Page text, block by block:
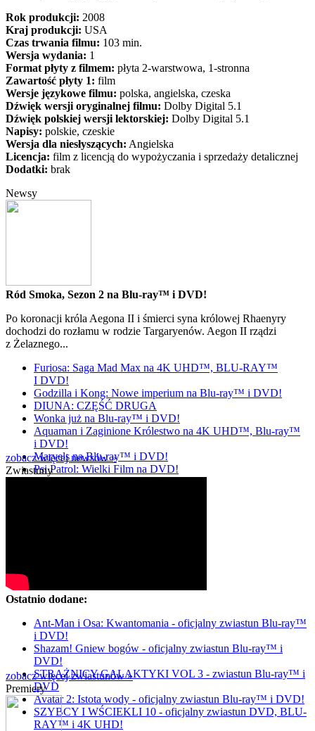
Rok produkcji: 2008
Kraj produkcji: USA
Czas trwania filmu: 103 min.
Wersja wydania: 1
Format płyty z filmem: płyta 2-warstwowa, 1-stronna
Zawartość płyty 1: film
Wersje językowe filmu: polska, angielska, czeska
Dźwięk wersji oryginalnej filmu: Dolby Digital 5.1
Dźwięk polskiej wersji lektorskiej: Dolby Digital 5.1
Napisy: polskie, czeskie
Wersja dla niesłyszących: Angielska
Licencja: film z licencją do wypożyczania i sprzedaży detalicznej
Dodatki: brak
Newsy
Ród Smoka, Sezon 2 na Blu-ray™ i DVD!
Po koronacji króla Aegona II i śmierci syna królowej Rhaenyry
dochodzi do rozłamu w rodzie Targaryenów. Aegon II rządzi
z Żelaznego...
Furiosa: Saga Mad Max na 4K UHD™, BLU-RAY™
I DVD!
Godzilla i Kong: Nowe imperium na Blu-ray™ i DVD!
DIUNA: CZĘŚĆ DRUGA
Wonka już na Blu-ray™ i DVD!
Aquaman i Zaginione Królestwo na 4K UHD™, Blu-ray™
i DVD!
Marvels na Blu-ray™ i DVD!
Psi Patrol: Wielki Film na DVD!
zobacz więcej newsów »
Zwiastuny
Ostatnio dodane:
Ant-Man i Osa: Kwantomania - oficjalny zwiastun Blu-ray™
i DVD!
Shazam! Gniew bogów - oficjalny zwiastun Blu-ray™ i
DVD!
STRAŻNICY GALAKTYKI VOL 3 - zwiastun Blu-ray™ i
DVD
Avatar 2: Istota wody - oficjalny zwiastun Blu-ray™ i DVD!
SZYBCY I WŚCIEKLI 10 - oficjalny zwiastun DVD, BLU-
RAY™ i 4K UHD!
zobacz więcej zwiastunów »
Premiery